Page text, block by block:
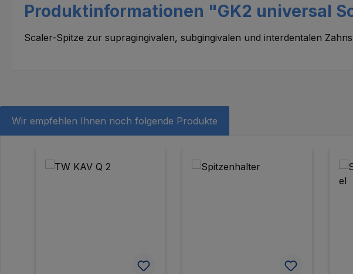
Produktinformationen "GK2 universal
Scaler-Spitze zur supragingivalen, subgingivalen und interdentalen
Wir empfehlen Ihnen noch folgende Produkte